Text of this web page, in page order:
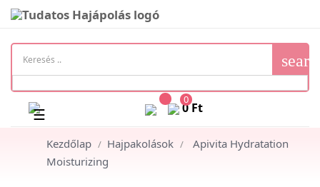
0
0 Ft
Toggle
☰
Kezdőlap Hajpakolások
Apivita Hydratation
Moisturizing